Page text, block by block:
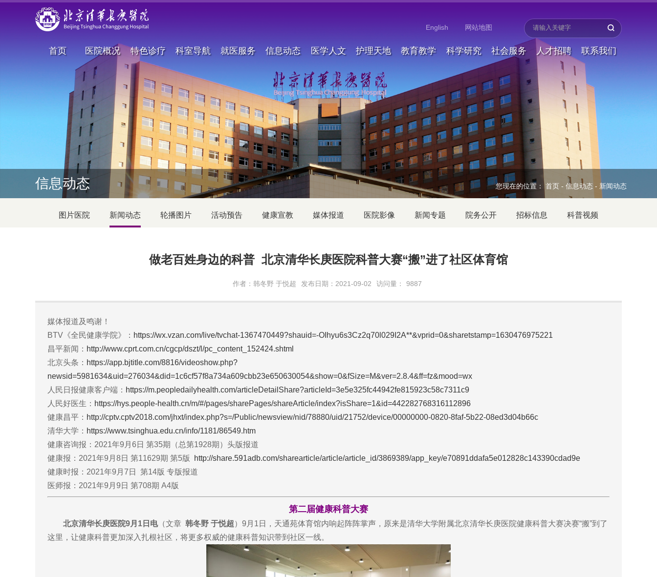
English 网站地图
首页 医院概况 特色诊疗 科室导航 就医服务 信息动态 医学人文 护理天地 教育教学 科学研究 社会服务 人才招聘 联系我们
信息动态 您现在的位置：首页 - 信息动态 - 新闻动态
图片医院 新闻动态 轮播图片 活动预告 健康宣教 媒体报道 医院影像 新闻专题 院务公开 招标信息 科普视频
做老百姓身边的科普 北京清华长庚医院科普大赛“搬”进了社区体育馆
作者：韩冬野 于悦超 发布日期：2021-09-02 访问量： 9887
媒体报道及鸣谢！
BTV《全民健康学院》： https://wx.vzan.com/live/tvchat-1367470449?shauid=-OIhyu6s3Cz2q70l029I2A**&vprid=0&sharetstamp=1630476975221
昌平新闻： http://www.cprt.com.cn/cgcp/dszt/l/pc_content_152424.shtml
北京头条： https://app.bjtitle.com/8816/videoshow.php?
newsid=5981634&uid=276034&did=1c6cf57f8a734a609cbb23e650630054&show=0&fSize=M&ver=2.8.4&ff=fz&mood=wx
人民日报健康客户端： https://m.peopledailyhealth.com/articleDetailShare?articleId=3e5e325fc44942fe815923c58c7311c9
人民好医生： https://hys.people-health.cn/m/#/pages/sharePages/shareArticle/index?isShare=1&id=442282768316112896
健康昌平： http://cptv.cptv2018.com/jhxt/index.php?s=/Public/newsview/nid/78880/uid/21752/device/00000000-0820-8faf-5b22-08ed3d04b66c
清华大学： https://www.tsinghua.edu.cn/info/1181/86549.htm
健康咨询报：2021年9月6日 第35期（总第1928期）头版报道
健康报：2021年9月8日 第11629期 第5版
http://share.591adb.com/sharearticle/article/article_id/3869389/app_key/e70891ddafa5e012828c143390cdad9e
健康时报：2021年9月7日 第14版 专版报道
医师报：2021年9月9日 第708期 A4版
第二届健康科普大赛
北京清华长庚医院9月1日电（文章 韩冬野 于悦超）9月1日，天通苑体育馆内响起阵阵掌声，原来是清华大学附属北京清华长庚医院健康科普大赛决赛“搬”到了
这里，让健康科普更加深入扎根社区，将更多权威的健康科普知识带到社区一线。